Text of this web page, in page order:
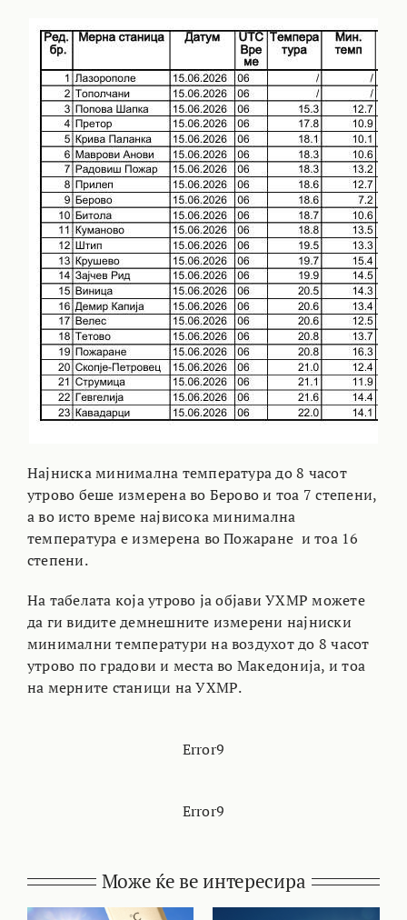
Најниска минимална температура до 8 часот
утрово беше измерена во Берово и тоа 7 степени,
а во исто време највисока минимална
температура е измерена во Пожаране и тоа 16
степени.
На табелата која утрово ја објави УХМР можете
да ги видите демнешните измерени најниски
минимални температури на воздухот до 8 часот
утрово по градови и места во Македонија, и тоа
на мерните станици на УХМР.
Error9
Error9
Може ќе ве интересира